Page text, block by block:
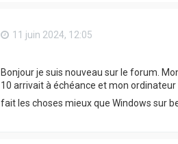
11 juin 2024, 12:05
Bonjour je suis nouveau sur le forum.
10 arrivait à échéance et mon
fait les choses mieux que Windows sur